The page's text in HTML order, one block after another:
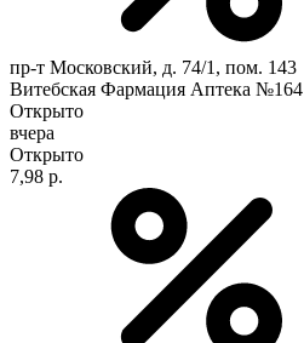
пр-т Московский, д. 74/1, пом. 143
Витебская Фармация Аптека №164
Открыто
вчера
Открыто
7,98 р.